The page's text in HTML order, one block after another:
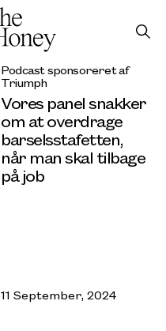
Podcast sponsoreret af
Triumph
Vores panel snakker
om at overdrage
barselsstafetten,
når man skal tilbage
på job
11 September, 2024